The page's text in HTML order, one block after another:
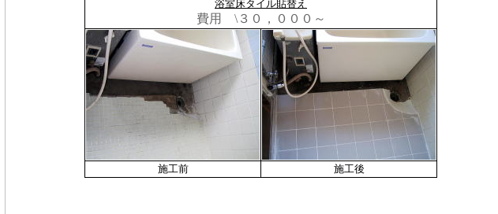
浴室床タイル貼替え
費用 \３０，０００～
施工前 施工後